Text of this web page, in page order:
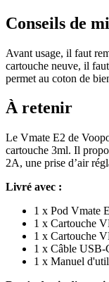
Conseils de
Avant usage, il faut
cartouche neuve, il
permet au coton de
À retenir
Le Vmate E2 de
cartouche 3ml. Il
2A, une prise d’air
Livré avec :
1 x Pod Vmate
1 x Cartouche
1 x Cartouche
1 x Câble USB-
1 x Manuel